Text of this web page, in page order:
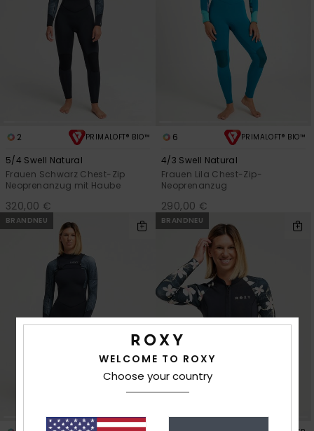
2 PRIMALOFT® BIO™
5/4 Swell Natural
Frauen Schwarz Chest-Zip
Neoprenanzug mit Haube
320,00 €
6 PRIMALOFT® BIO™
4/3 Swell Natural
Frauen Lila Chest-Zip-
Neoprenanzug
290,00 €
BRANDNEU BRANDNEU
WELCOME TO ROXY
Choose your country